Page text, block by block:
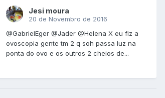
Jesi moura
20 de Novembro de 2016
@GabrielEger @Jader @Helena X eu fiz a
ovoscopia gente tm 2 q soh passa luz na
ponta do ovo e os outros 2 cheios de...